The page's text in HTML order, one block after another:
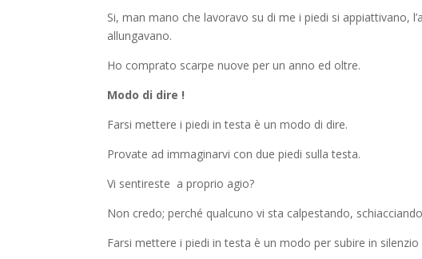
Si, man mano che lavoravo su di me i piedi si appiattivano,
allungavano.
Ho comprato scarpe nuove per un anno ed oltre.
Modo di dire !
Farsi mettere i piedi in testa è un modo di dire.
Provate ad immaginarvi con due piedi sulla testa.
Vi sentireste a proprio agio?
Non credo; perché qualcuno vi sta calpestando,
Farsi mettere i piedi in testa è un modo per subire in